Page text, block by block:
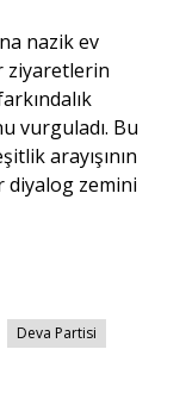
nazik ev
ziyaretlerin
vurguladı. Bu
arayışının
diyalog zemini
Deva Partisi